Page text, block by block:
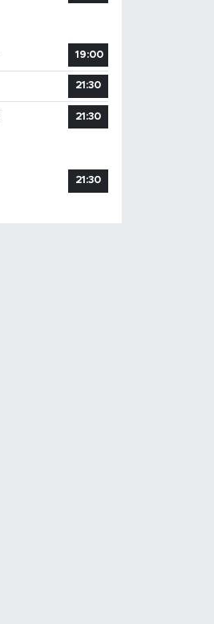
19:00
21:30
21:30
21:30